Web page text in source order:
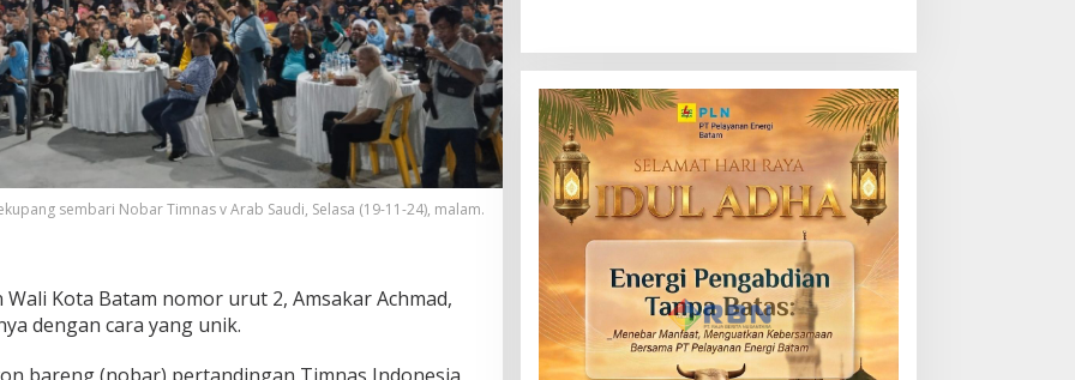
sembari Nobar Timnas v Arab Saudi, Selasa (19-11-24), malam.
Wali Kota Batam nomor urut 2, Amsakar Achmad,
dengan cara yang unik.